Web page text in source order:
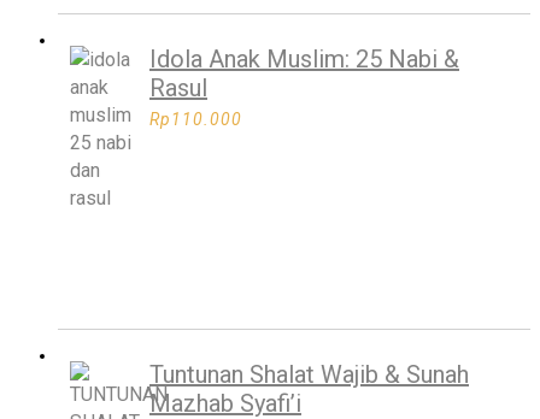
Idola Anak Muslim: 25 Nabi &
Rasul
Rp110.000
Tuntunan Shalat Wajib & Sunah
Mazhab Syafi’i